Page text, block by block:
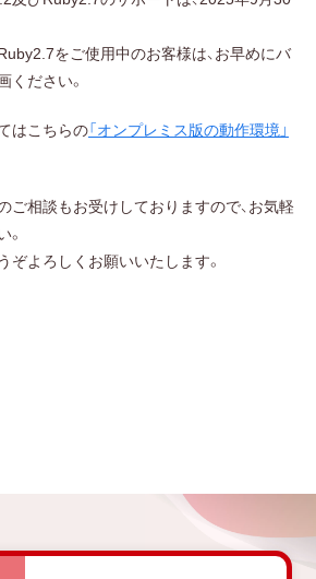
をご使用中のお客様は、お早めにバ
ください。
はこちらの「オンプレミス版の動作環境」
ご相談もお受けしておりますので、お気軽
。
ぞよろしくお願いいたします。